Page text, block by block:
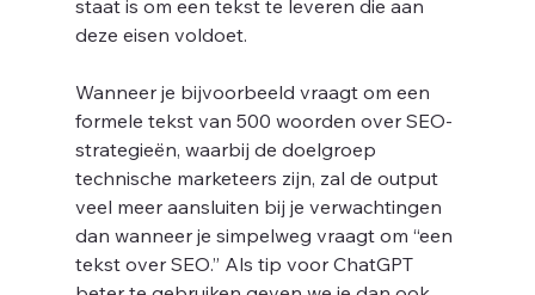
staat is om een tekst te leveren die aan
deze eisen voldoet.
Wanneer je bijvoorbeeld vraagt om een
formele tekst van 500 woorden over SEO-
strategieën, waarbij de doelgroep
technische marketeers zijn, zal de output
veel meer aansluiten bij je verwachtingen
dan wanneer je simpelweg vraagt om “een
tekst over SEO.” Als tip voor ChatGPT